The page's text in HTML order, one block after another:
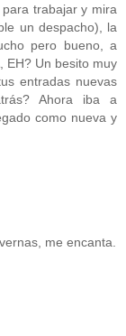
trabajar y mira
un despacho), la
pero bueno, a
EH? Un besito muy
entradas nuevas
Ahora iba a
como nueva y
me encanta.